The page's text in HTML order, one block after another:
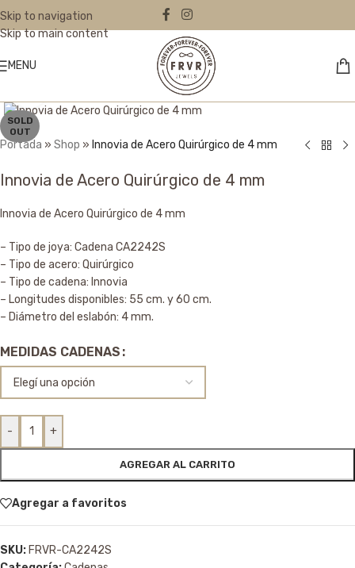
Skip to navigation
Skip to main content
MENU
SOLD
OUT
Portada » Shop » Innovia de Acero Quirúrgico de 4 mm
Innovia de Acero Quirúrgico de 4 mm
Innovia de Acero Quirúrgico de 4 mm
– Tipo de joya: Cadena CA2242S
– Tipo de acero: Quirúrgico
– Tipo de cadena: Innovia
– Longitudes disponibles: 55 cm. y 60 cm.
– Diámetro del eslabón: 4 mm.
MEDIDAS CADENAS
- +
AGREGAR AL CARRITO
Agregar a favoritos
SKU: FRVR-CA2242S